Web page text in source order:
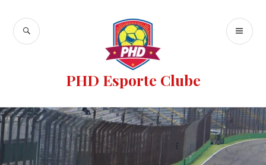
PHD Esporte Clube